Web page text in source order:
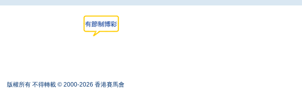
版權所有 不得轉載 © 2000-2026 香港賽馬會